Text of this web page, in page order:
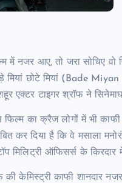
में नजर आए, तो जरा सोचिए वो
मियां छोटे मियां (Bade
एक्टर टाइगर श्रॉफ ने
फिल्म का क्रैज लोगों में भी
कर दिया है कि वे मसाला
मिलिट्री ऑफिसर्स के किरदार
केमिस्ट्री काफी शानदार